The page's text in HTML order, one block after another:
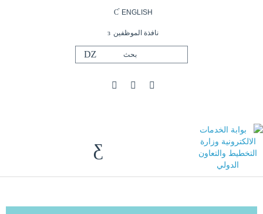
ENGLISH
نافذة الموظفين